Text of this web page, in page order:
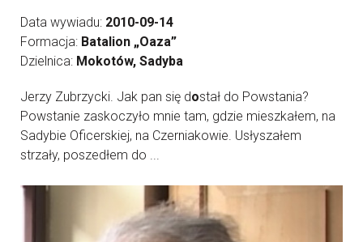
Data wywiadu: 2010-09-14
Formacja: Batalion „Oaza”
Dzielnica: Mokotów, Sadyba
Jerzy Zubrzycki. Jak pan się dostał do Powstania?
Powstanie zaskoczyło mnie tam, gdzie mieszkałem, na
Sadybie Oficerskiej, na Czerniakowie. Usłyszałem
strzały, poszedłem do ...